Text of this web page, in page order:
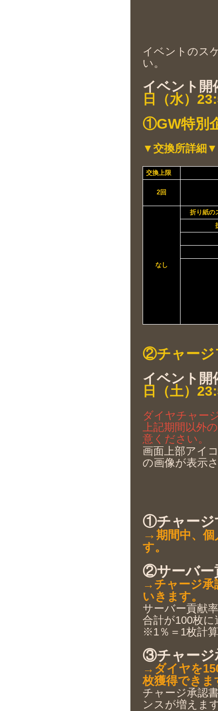
イベントのス
い。
イベント開
日（水）
①GW特別
▼交換所詳細▼
交換上限
2回
なし
折り
②チャージ
イベント開
日（土）
ダイヤチャー
上記期間以外
意ください。
画面上部アイ
の画像が表示
①チャージ
→期間中、
す。
②サーバー
→チャージ承
いきます。
サーバー貢献
合計が100枚
※1％＝1枚計算
③チャージ
→ダイヤを
枚獲得できま
チャージ承認
ンスが増えま